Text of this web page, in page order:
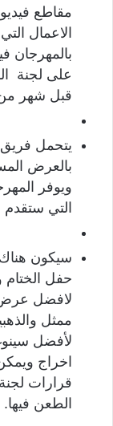
مقاطع
الاعمال
بالمهرجان
على لجنة
قبل شهر
يتحمل فريق
بالعرض
ويوفر
التي
سيكون
حفل الختام
لافضل عرض
ممثل
لأفضل
اخراج
قرارات لجنة
الطعن فيها.